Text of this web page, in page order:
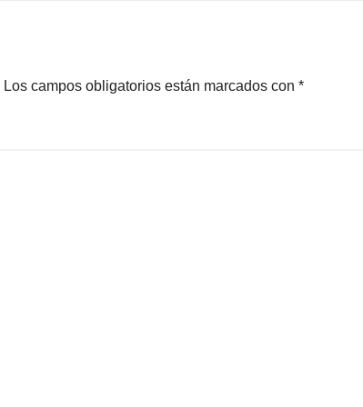
Los campos obligatorios están marcados con *